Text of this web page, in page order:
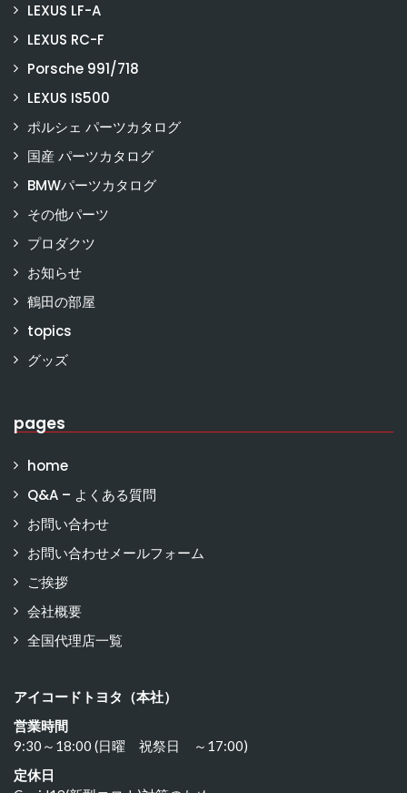
LEXUS LF-A
LEXUS RC-F
Porsche 991/718
LEXUS IS500
ポルシェ パーツカタログ
国産 パーツカタログ
BMWパーツカタログ
その他パーツ
プロダクツ
お知らせ
鶴田の部屋
topics
グッズ
pages
home
Q&A – よくある質問
お問い合わせ
お問い合わせメールフォーム
ご挨拶
会社概要
全国代理店一覧
アイコードトヨタ（本社）
営業時間
9:30～18:00 (日曜 祝祭日 ～17:00)
定休日